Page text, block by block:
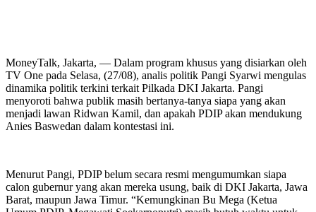
MoneyTalk, Jakarta, — Dalam program khusus yang disiarkan oleh
TV One pada Selasa, (27/08), analis politik Pangi Syarwi mengulas
dinamika politik terkini terkait Pilkada DKI Jakarta. Pangi
menyoroti bahwa publik masih bertanya-tanya siapa yang akan
menjadi lawan Ridwan Kamil, dan apakah PDIP akan mendukung
Anies Baswedan dalam kontestasi ini.
Menurut Pangi, PDIP belum secara resmi mengumumkan siapa
calon gubernur yang akan mereka usung, baik di DKI Jakarta, Jawa
Barat, maupun Jawa Timur. “Kemungkinan Bu Mega (Ketua